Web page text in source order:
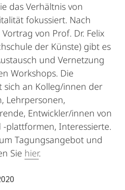
das Verhältnis von
fokussiert. Nach
von Prof. Dr. Felix
der Künste) gibt es
und Vernetzung
Workshops. Die
sich an Kolleg/innen der
Lehrpersonen,
Entwickler/innen von
plattformen, Interessierte.
Tagungsangebot und
Sie hier.